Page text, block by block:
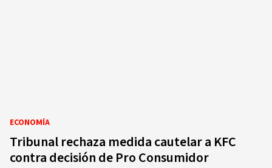
ECONOMÍA
Tribunal rechaza medida cautelar a KFC
contra decisión de Pro Consumidor